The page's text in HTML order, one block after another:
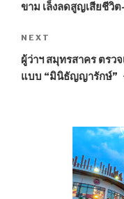
ขาม เล็งลดสูญเสียชีวิ
Next
Post
NEXT
ผู้ว่าฯ สมุทรสาคร ตรว
แบบ “มินิธัญญารักษ์”